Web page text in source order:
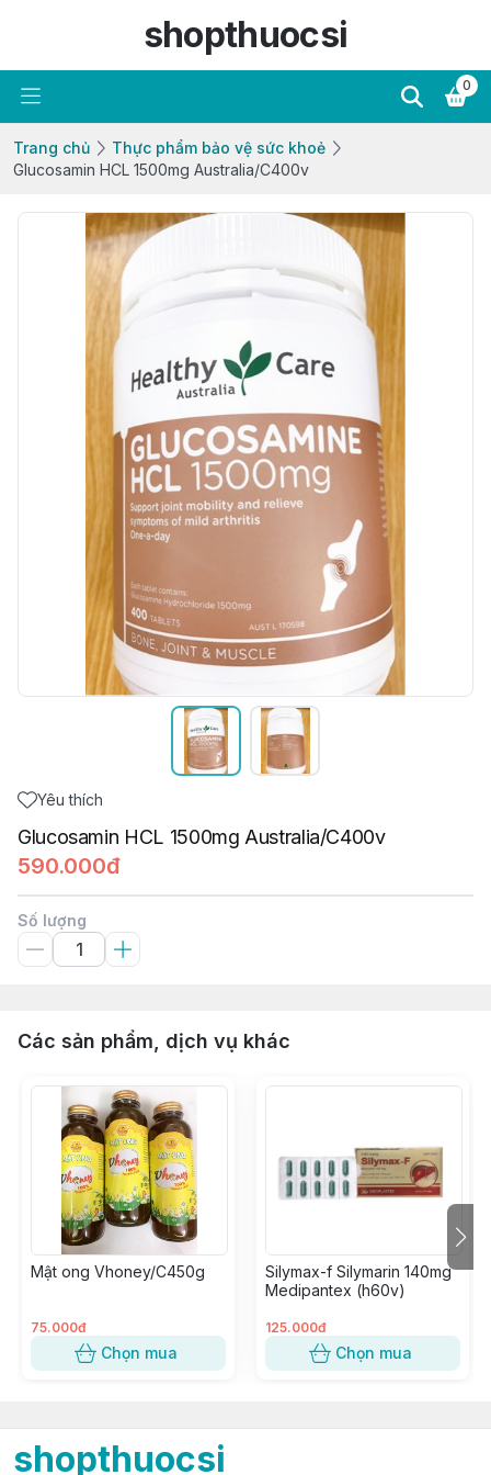
shopthuocsi
0
Trang chủ
Thực phẩm bảo vệ sức khoẻ
Glucosamin HCL 1500mg Australia/C400v
Yêu thích
Glucosamin HCL 1500mg Australia/C400v
590.000đ
Số lượng
Các sản phẩm, dịch vụ khác
Mật ong Vhoney/C450g
75.000đ
Chọn mua
Silymax-f Silymarin 140mg
Medipantex (h60v)
125.000đ
Chọn mua
shopthuocsi